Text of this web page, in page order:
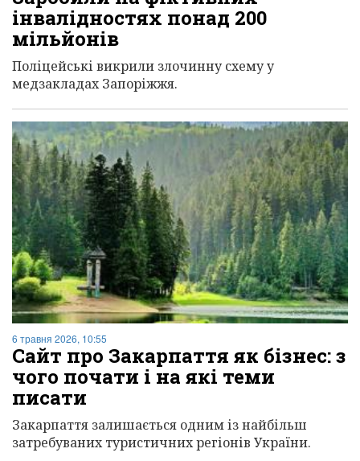
інвалідностях понад 200
мільйонів
Поліцейські викрили злочинну схему у
медзакладах Запоріжжя.
6 травня 2026, 10:55
Сайт про Закарпаття як бізнес: з
чого почати і на які теми
писати
Закарпаття залишається одним із найбільш
затребуваних туристичних регіонів України.